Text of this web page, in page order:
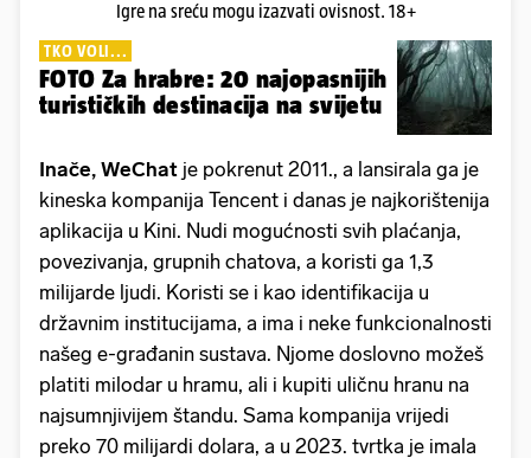
Igre na sreću mogu izazvati ovisnost. 18+
TKO VOLI...
FOTO Za hrabre: 20 najopasnijih
turističkih destinacija na svijetu
Inače, WeChat je pokrenut 2011., a lansirala ga je
kineska kompanija Tencent i danas je najkorištenija
aplikacija u Kini. Nudi mogućnosti svih plaćanja,
povezivanja, grupnih chatova, a koristi ga 1,3
milijarde ljudi. Koristi se i kao identifikacija u
državnim institucijama, a ima i neke funkcionalnosti
našeg e-građanin sustava. Njome doslovno možeš
platiti milodar u hramu, ali i kupiti uličnu hranu na
najsumnjivijem štandu. Sama kompanija vrijedi
preko 70 milijardi dolara, a u 2023. tvrtka je imala